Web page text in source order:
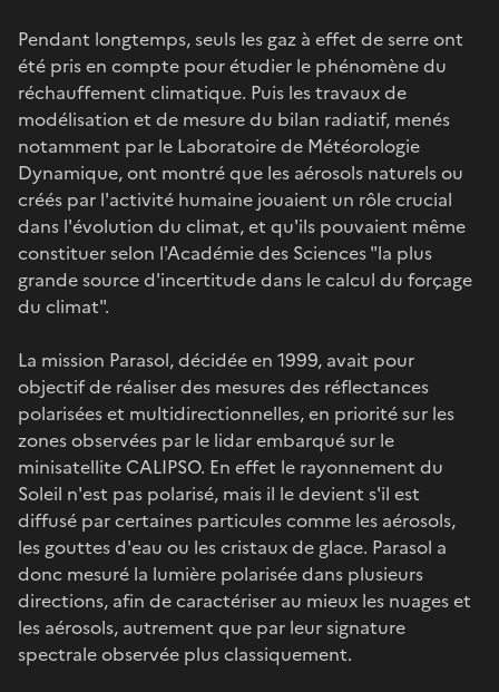
Pendant longtemps, seuls les gaz à effet de serre ont
été pris en compte pour étudier le phénomène du
réchauffement climatique. Puis les travaux de
modélisation et de mesure du bilan radiatif, menés
notamment par le Laboratoire de Météorologie
Dynamique, ont montré que les aérosols naturels ou
créés par l'activité humaine jouaient un rôle crucial
dans l'évolution du climat, et qu'ils pouvaient même
constituer selon l'Académie des Sciences "la plus
grande source d'incertitude dans le calcul du forçage
du climat".
La mission Parasol, décidée en 1999, avait pour
objectif de réaliser des mesures des réflectances
polarisées et multidirectionnelles, en priorité sur les
zones observées par le lidar embarqué sur le
minisatellite CALIPSO. En effet le rayonnement du
Soleil n'est pas polarisé, mais il le devient s'il est
diffusé par certaines particules comme les aérosols,
les gouttes d'eau ou les cristaux de glace. Parasol a
donc mesuré la lumière polarisée dans plusieurs
directions, afin de caractériser au mieux les nuages et
les aérosols, autrement que par leur signature
spectrale observée plus classiquement.